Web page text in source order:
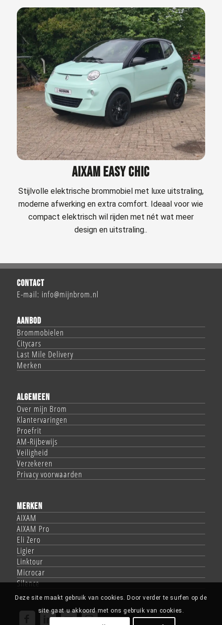
AIXAM EASY CHIC
Stijlvolle elektrische brommobiel met luxe uitstraling,
moderne afwerking en extra comfort. Ideaal voor wie
compact elektrisch wil rijden met nét wat meer
design en uitstraling..
CONTACT
E-mail: info@mijnbrom.nl
AANBOD
Brommobielen
Citycars
Last Mile Delivery
Merken
ALGEMEEN
Over mijn Brom
Klantervaringen
Proefrit
AM-Rijbewijs
Veiligheid
Verzekeren
Privacy voorwaarden
MERKEN
AIXAM
AIXAM Pro
Eli Zero
Ligier
Linktour
Microcar
Silence
Deze site maakt gebruik van cookies. Door verder te surfen op de
site gaat u akkoord met ons gebruik van cookies.